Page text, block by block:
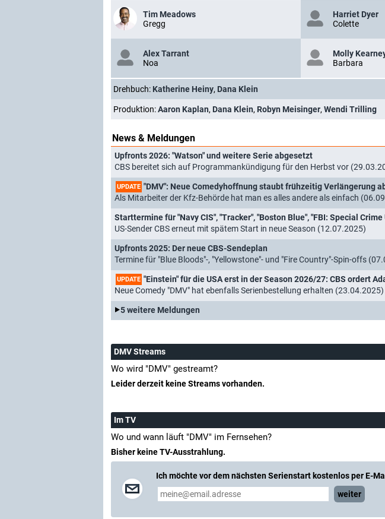
Tim Meadows
Gregg
Harriet Dyer
Colette
Alex Tarrant
Noa
Molly
Barbara
Drehbuch: Katherine Heiny, Dana Klein
Produktion:Aaron Kaplan, Dana Klein, Robyn Meisinger, Wendi Trilling
News & Meldungen
Upfronts 2026: "Watson" und weitere Serie abgesetzt
CBS bereitet sich auf Programmankündigung für den Herbst vor
UPDATE "DMV": Neue Comedyhoffnung staubt frühzeitig Verlängerung
Als Mitarbeiter der Kfz-Behörde hat man es alles andere als einfach
Starttermine für "Navy CIS", "Tracker", "Boston Blue", "FBI: Special
US-Sender CBS erneut mit spätem Start in neue Season (12.07.2025)
Upfronts 2025: Der neue CBS-Sendeplan
Termine für "Blue Bloods"-, "Yellowstone"- und "Fire Country"-Spin-offs
UPDATE "Einstein" für die USA erst in der Season 2026/27: CBS ordert
Neue Comedy "DMV" hat ebenfalls Serienbestellung erhalten (23.04.2025)
5 weitere Meldungen
DMV Streams
Wo wird "DMV" gestreamt?
Leider derzeit keine Streams vorhanden.
Im TV
Wo und wann läuft "DMV" im Fernsehen?
Bisher keine TV-Ausstrahlung.
Ich möchte vor dem nächsten Serienstart kostenlos per E-
weiter